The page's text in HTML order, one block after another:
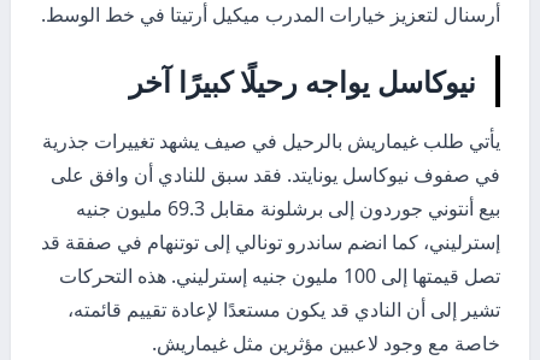
أرسنال لتعزيز خيارات المدرب ميكيل أرتيتا في خط الوسط.
نيوكاسل يواجه رحيلًا كبيرًا آخر
يأتي طلب غيماريش بالرحيل في صيف يشهد تغييرات جذرية
في صفوف نيوكاسل يونايتد. فقد سبق للنادي أن وافق على
بيع أنتوني جوردون إلى برشلونة مقابل 69.3 مليون جنيه
إسترليني، كما انضم ساندرو تونالي إلى توتنهام في صفقة قد
تصل قيمتها إلى 100 مليون جنيه إسترليني. هذه التحركات
تشير إلى أن النادي قد يكون مستعدًا لإعادة تقييم قائمته،
خاصة مع وجود لاعبين مؤثرين مثل غيماريش.